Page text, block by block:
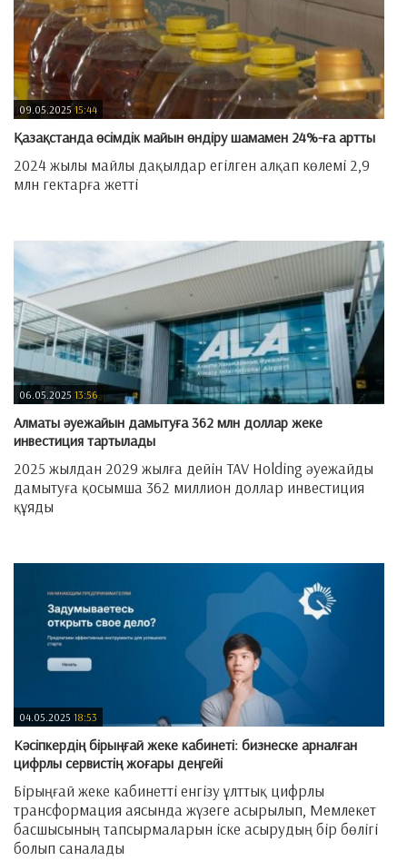
09.05.202515:44
​Қазақстанда өсімдік майын өндіру шамамен 24%-ға артты
2024 жылы майлы дақылдар егілген алқап көлемі 2,9
млн гектарға жетті
06.05.2025 13:56
​Алматы әуежайын дамытуға 362 млн доллар жеке
инвестиция тартылады
2025 жылдан 2029 жылға дейін TAV Holding әуежайды
дамытуға қосымша 362 миллион доллар инвестиция
құяды
04.05.2025 18:53
​Кәсіпкердің бірыңғай жеке кабинеті: бизнеске арналған
цифрлы сервистің жоғары деңгейі
Бірыңғай жеке кабинетті енгізу ұлттық цифрлы
трансформация аясында жүзеге асырылып, Мемлекет
басшысының тапсырмаларын іске асырудың бір бөлігі
болып саналады